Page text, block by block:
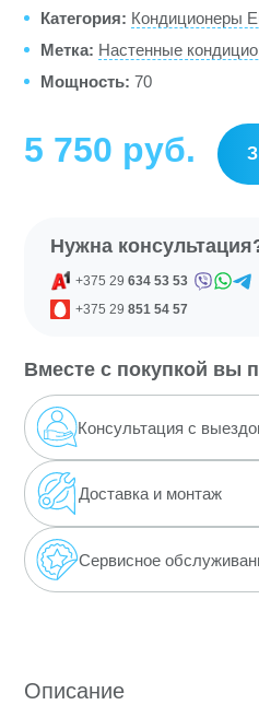
Категория: Кондиционеры
Метка: Настенные
Мощность:70
5 750 руб
Нужна
+375 29634 53 53
+375 29851 54 57
Вместе с покупкой вы
Консультация с
Доставка и монтаж
Сервисное
Описание